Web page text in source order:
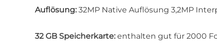
Auflösung: 32MP Native Auflösung 3,2MP
32 GB Speicherkarte: enthalten gut für 2000